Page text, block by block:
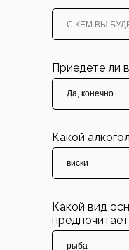
Приедете ли
Какой
Какой вид